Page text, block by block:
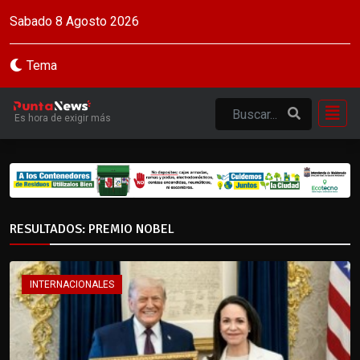
Sabado 8 Agosto 2026
Tema
Es hora de exigir más
RESULTADOS: PREMIO NOBEL
INTERNACIONALES